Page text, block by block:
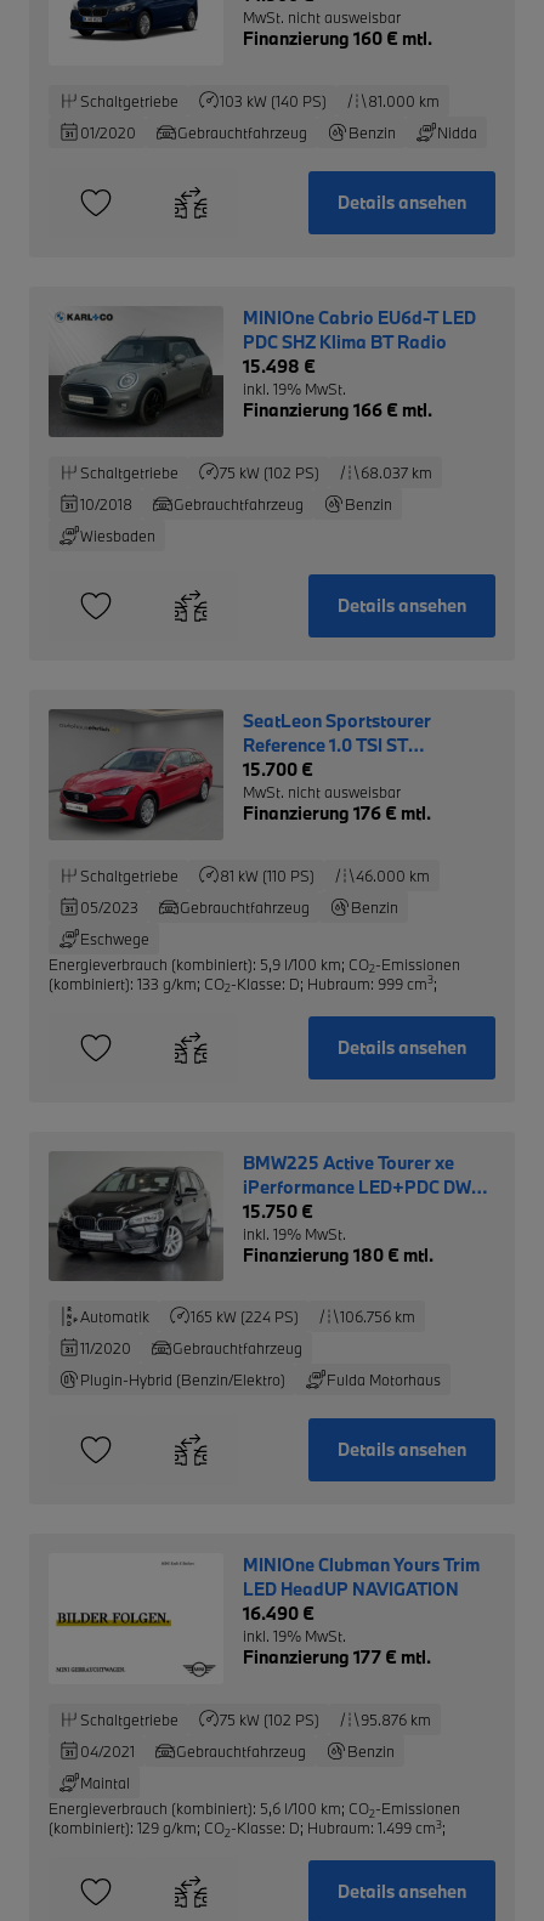
MwSt. nicht ausweisbar
Finanzierung 160 € mtl.
Schaltgetriebe 103 kW (140 PS)
81.000 km
01/2020
Gebrauchtfahrzeug Benzin Nidda
Details ansehen
MINIOne Cabrio EU6d-T LED
PDC SHZ Klima BT Radio
15.498 €
inkl. 19% MwSt.
Finanzierung 166 € mtl.
Schaltgetriebe 75 kW (102 PS)
68.037 km
10/2018
Gebrauchtfahrzeug
Benzin
Wiesbaden
Details ansehen
SeatLeon Sportstourer
Reference 1.0 TSI ST
+Tempomat+
15.700 €
MwSt. nicht ausweisbar
Finanzierung 176 € mtl.
Schaltgetriebe 81 kW (110 PS)
46.000 km
05/2023
Gebrauchtfahrzeug
Benzin
Eschwege
Energieverbrauch (kombiniert): 5,9 l/100 km; CO2-Emissionen
(kombiniert): 133 g/km; CO2-Klasse: D; Hubraum: 999 cm3;
Details ansehen
BMW225 Active Tourer xe
iPerformance LED+PDC DW
0,5%
15.750 €
inkl. 19% MwSt.
Finanzierung 180 € mtl.
Automatik 165 kW (224 PS)
106.756 km
11/2020
Gebrauchtfahrzeug
Plugin-Hybrid (Benzin/Elektro)
Fulda Motorhaus
Details ansehen
MINIOne Clubman Yours Trim
LED HeadUP NAVIGATION
16.490 €
inkl. 19% MwSt.
Finanzierung 177 € mtl.
Schaltgetriebe 75 kW (102 PS)
95.876 km
04/2021
Gebrauchtfahrzeug
Benzin
Maintal
Energieverbrauch (kombiniert): 5,6 l/100 km; CO2-Emissionen
(kombiniert): 129 g/km; CO2-Klasse: D; Hubraum: 1.499 cm3;
Details ansehen